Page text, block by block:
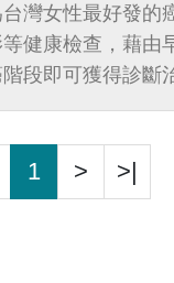
灣女性最好發的
健康檢查，藉由
段即可獲得診斷
1 > >|